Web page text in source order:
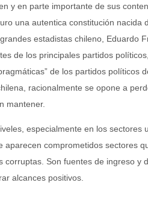
y en parte importante de sus
una autentica constitución nacida
estadistas chileno, Eduardo
de los principales partidos
de los partidos políticos
racionalmente se opone a
mantener.
especialmente en los sectores
comprometidos sectores
Son fuentes de ingreso y
alcances positivos.